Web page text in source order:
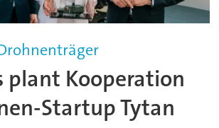
plant Kooperation
Startup Tytan